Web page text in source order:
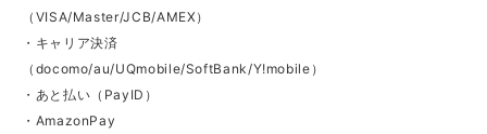
（VISA/Master/JCB/AMEX）
・キャリア決済
（docomo/au/UQmobile/SoftBank/Y!mobile）
・あと払い（PayID）
・AmazonPay